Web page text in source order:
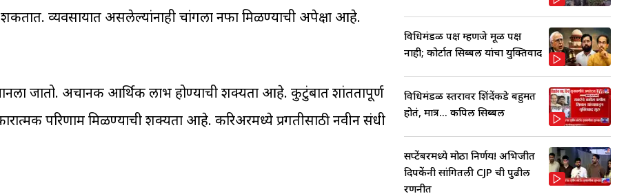
व्यवसायात असलेल्यांनाही चांगला नफा मिळण्याची अपेक्षा आहे.
जातो. अचानक आर्थिक लाभ होण्याची शक्यता आहे. कुटुंबात शांततापूर्ण
परिणाम मिळण्याची शक्यता आहे. करिअरमध्ये प्रगतीसाठी नवीन संधी
विधिमंडळ पक्ष म्हणजे मूळ पक्ष
नाही; कोर्टात सिब्बल यांचा युक्तिवाद
विधिमंडळ स्तरावर शिंदेंकडे बहुमत
होतं, मात्र... कपिल सिब्बल
सप्टेंबरमध्ये मोठा निर्णय! अभिजीत
दिपकेंनी सांगितली CJP ची पुढील
रणनीत